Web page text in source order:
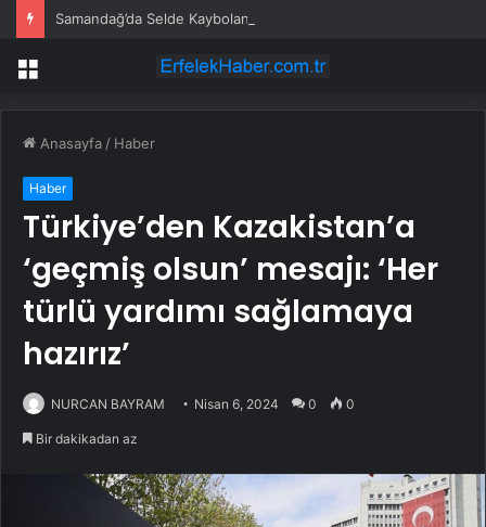
Samandağ’da Selde Kaybolan Genç Bulundu
Menü
Anasayfa / Haber
Haber
Türkiye’den Kazakistan’a
‘geçmiş olsun’ mesajı: ‘Her
türlü yardımı sağlamaya
hazırız’
NURCAN BAYRAM Nisan 6, 2024 0 0
Bir dakikadan az